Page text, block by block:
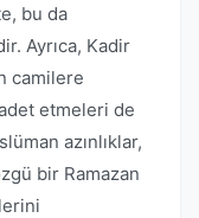
bu da
Ayrıca, Kadir
camilere
etmeleri de
azınlıklar,
bir Ramazan